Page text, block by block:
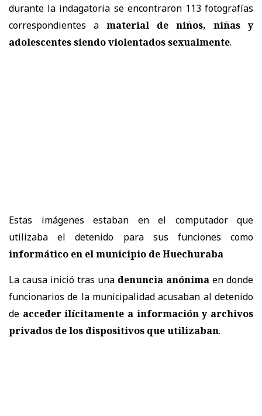
durante la indagatoria se encontraron 113 fotografías
correspondientes a material de niños, niñas y
adolescentes siendo violentados sexualmente.
Estas imágenes estaban en el computador que
utilizaba el detenido para sus funciones como
informático en el municipio de Huechuraba
La causa inició tras una denuncia anónima en donde
funcionarios de la municipalidad acusaban al detenido
de acceder ilícitamente a información y archivos
privados de los dispositivos que utilizaban.